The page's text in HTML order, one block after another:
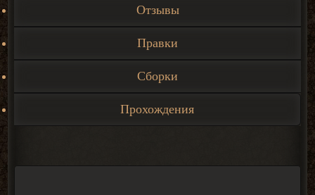
Отзывы
Правки
Сборки
Прохождения